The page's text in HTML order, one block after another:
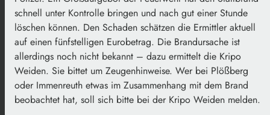
schnell unter Kontrolle bringen und nach gut einer Stunde
löschen können. Den Schaden schätzen die Ermittler aktuell
auf einen fünfstelligen Eurobetrag. Die Brandursache ist
allerdings noch nicht bekannt – dazu ermittelt die Kripo
Weiden. Sie bittet um Zeugenhinweise. Wer bei Plößberg
oder Immenreuth etwas im Zusammenhang mit dem Brand
beobachtet hat, soll sich bitte bei der Kripo Weiden melden.